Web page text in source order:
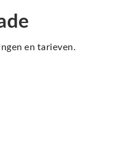
en tarieven.